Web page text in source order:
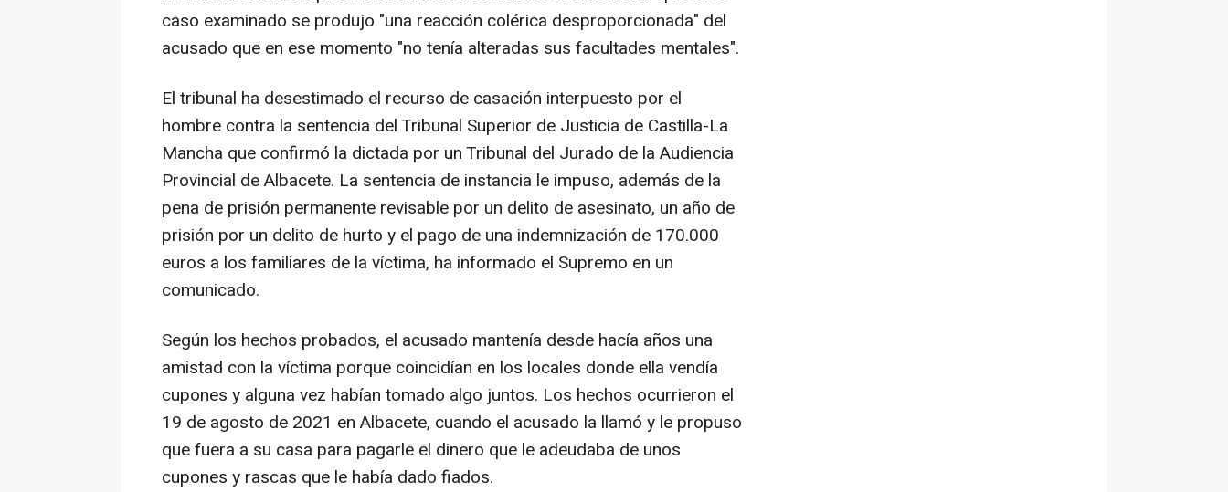
caso examinado se produjo "una reacción colérica desproporcionada" del
acusado que en ese momento "no tenía alteradas sus facultades mentales".
El tribunal ha desestimado el recurso de casación interpuesto por el
hombre contra la sentencia del Tribunal Superior de Justicia de Castilla-La
Mancha que confirmó la dictada por un Tribunal del Jurado de la Audiencia
Provincial de Albacete. La sentencia de instancia le impuso, además de la
pena de prisión permanente revisable por un delito de asesinato, un año de
prisión por un delito de hurto y el pago de una indemnización de 170.000
euros a los familiares de la víctima, ha informado el Supremo en un
comunicado.
Según los hechos probados, el acusado mantenía desde hacía años una
amistad con la víctima porque coincidían en los locales donde ella vendía
cupones y alguna vez habían tomado algo juntos. Los hechos ocurrieron el
19 de agosto de 2021 en Albacete, cuando el acusado la llamó y le propuso
que fuera a su casa para pagarle el dinero que le adeudaba de unos
cupones y rascas que le había dado fiados.